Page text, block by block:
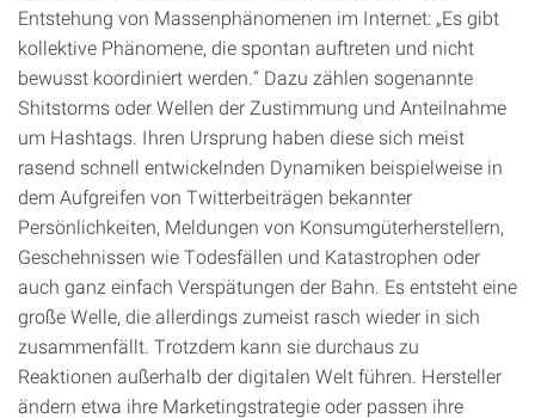
Entstehung von Massenphänomenen im Internet: „Es gibt
kollektive Phänomene, die spontan auftreten und nicht
bewusst koordiniert werden.“ Dazu zählen sogenannte
Shitstorms oder Wellen der Zustimmung und Anteilnahme
um Hashtags. Ihren Ursprung haben diese sich meist
rasend schnell entwickelnden Dynamiken beispielweise in
dem Aufgreifen von Twitterbeiträgen bekannter
Persönlichkeiten, Meldungen von Konsumgüterherstellern,
Geschehnissen wie Todesfällen und Katastrophen oder
auch ganz einfach Verspätungen der Bahn. Es entsteht eine
große Welle, die allerdings zumeist rasch wieder in sich
zusammenfällt. Trotzdem kann sie durchaus zu
Reaktionen außerhalb der digitalen Welt führen. Hersteller
ändern etwa ihre Marketingstrategie oder passen ihre